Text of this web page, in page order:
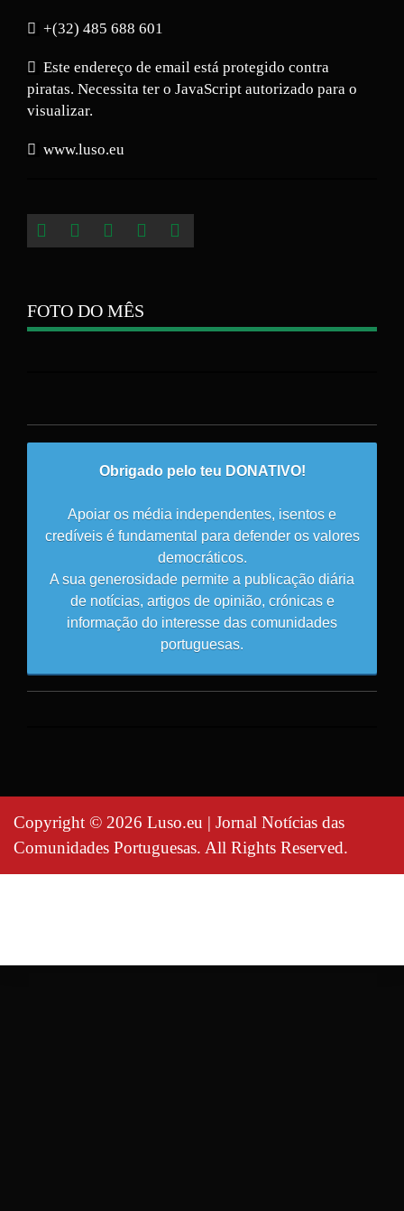
+(32) 485 688 601
Este endereço de email está protegido contra
piratas. Necessita ter o JavaScript autorizado para o
visualizar.
www.luso.eu
FOTO DO MÊS
Obrigado pelo teu DONATIVO!
Apoiar os média independentes, isentos e
credíveis é fundamental para defender os valores
democráticos.
A sua generosidade permite a publicação diária
de notícias, artigos de opinião, crónicas e
informação do interesse das comunidades
portuguesas.
Copyright © 2026 Luso.eu | Jornal Notícias das
Comunidades Portuguesas. All Rights Reserved.